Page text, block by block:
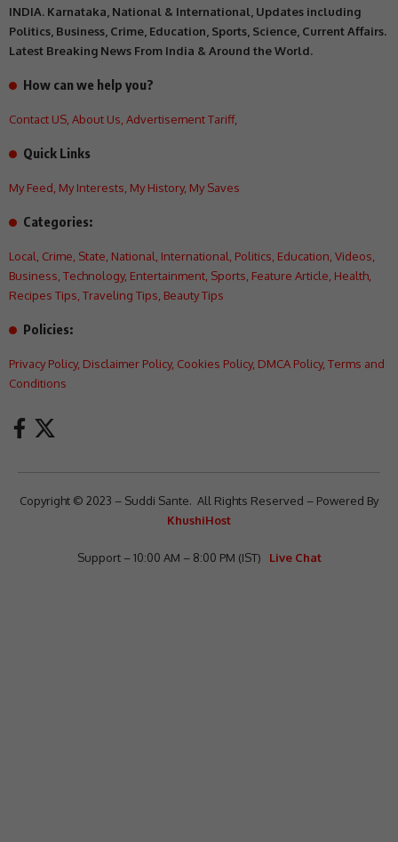
INDIA. Karnataka, National & International, Updates including
Politics, Business, Crime, Education, Sports, Science, Current Affairs.
Latest Breaking News From India & Around the World.
How can we help you?
Contact US About Us Advertisement Tariff,
Quick Links
My Feed My Interests My History, My Saves
Categories:
Local Crime State National International Politics Education Videos
Business Technology, Entertainment Sports Feature Article Health
Recipes Tips Traveling Tips Beauty Tips
Policies:
Privacy Policy, Disclaimer Policy, Cookies Policy, DMCA Policy, Terms and
Conditions
Copyright © 2023 – Suddi Sante. All Rights Reserved – Powered By
KhushiHost
Support – 10:00 AM – 8:00 PM (IST) Live Chat